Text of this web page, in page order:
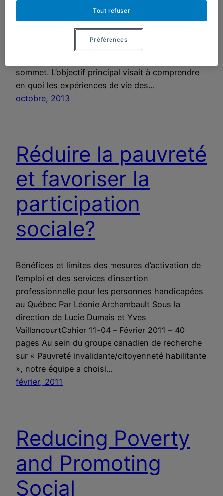
ethnographie de l’insertion Par Annie Lyonnais,
Robert Bastien et Lucie Dumais Cahier 13-09 –
septembre 2013 – 110 pages La présente
sommet. L’objectif principal visait à comprendre
en quoi les expériences de vie des…
octobre, 2013
Réduire la pauvreté
et favoriser la
participation
sociale?
Bénéfices et limites des mesures d’activation de
l’emploi et des services d’insertion
professionnelle pour les personnes handicapées
au Québec Par Léonie Archambault Sous la
direction de Lucie Dumais et Yves
VaillancourtCahier 11-04 – Février 2011 – 40
pages Au sein du groupe canadien de recherche
sur « Pauvreté invalidante/citoyenneté habilitante
», notre équipe a choisi…
février, 2011
Reducing Poverty
and Promoting
Social
Tout refuser
Préférences